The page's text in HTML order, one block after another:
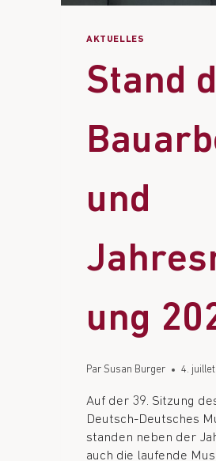
AKTUELLES
Stand
und
ung
Par Susan Burger 4.
Auf der 39. Sitzung
Deutsch-Deutsches
standen neben der
auch die laufende